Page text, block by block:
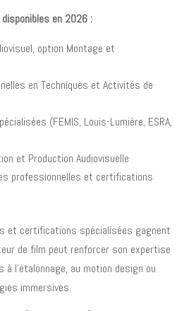
en 2026 :
option Montage et
en Techniques et Activités de
(FEMIS, Louis-Lumière, ESRA,
et Production Audiovisuelle
professionnelles et certifications
et certifications spécialisées gagnent
de film peut renforcer son expertise
à l'étalonnage, au motion design ou
immersives.